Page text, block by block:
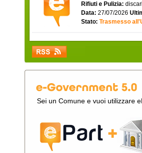
Rifiuti e Pulizia:
Data: 27/07/2026
Stato: Trasmesso
Sei un Comune e vuoi utilizzare